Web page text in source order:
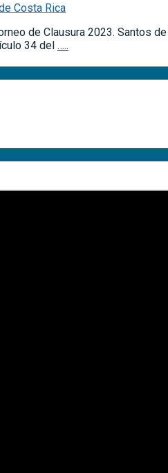
Costa Rica
de Clausura 2023. Santos
34 del …..